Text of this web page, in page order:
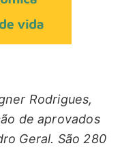
Rodrigues,
de aprovados
Geral. São 280